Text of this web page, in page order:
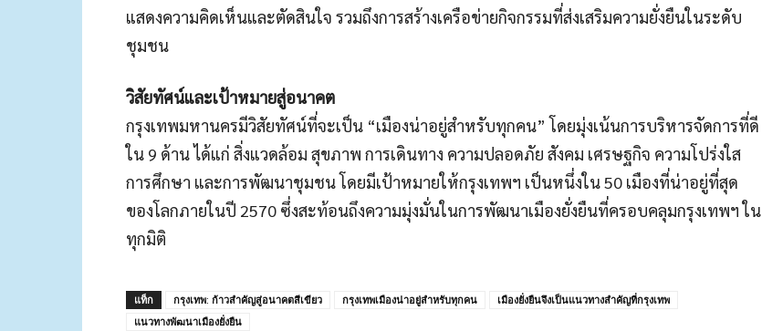
แสดงความคิดเห็นและตัดสินใจ รวมถึงการสร้างเครือข่ายกิจกรรมที่ส่งเสริมความยั่งยืนในระดับ
ชุมชน
วิสัยทัศน์และเป้าหมายสู่อนาคต
กรุงเทพมหานครมีวิสัยทัศน์ที่จะเป็น “เมืองน่าอยู่สำหรับทุกคน” โดยมุ่งเน้นการบริหารจัดการที่ดี
ใน 9 ด้าน ได้แก่ สิ่งแวดล้อม สุขภาพ การเดินทาง ความปลอดภัย สังคม เศรษฐกิจ ความโปร่งใส
การศึกษา และการพัฒนาชุมชน โดยมีเป้าหมายให้กรุงเทพฯ เป็นหนึ่งใน 50 เมืองที่น่าอยู่ที่สุด
ของโลกภายในปี 2570 ซึ่งสะท้อนถึงความมุ่งมั่นในการพัฒนาเมืองยั่งยืนที่ครอบคลุมกรุงเทพฯ ใน
ทุกมิติ
แท็ก กรุงเทพ: ก้าวสำคัญสู่อนาคตสีเขียว กรุงเทพเมืองน่าอยู่สำหรับทุกคน
เมืองยั่งยืนจึงเป็นแนวทางสำคัญที่กรุงเทพ
แนวทางพัฒนาเมืองยั่งยืน